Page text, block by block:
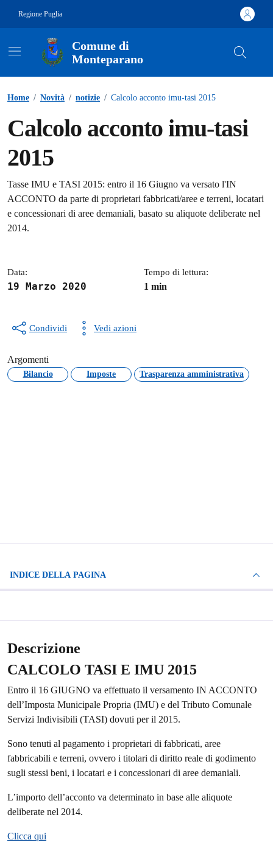
Regione Puglia
Comune di
Monteparano
Home / Novità / notizie / Calcolo acconto imu-tasi 2015
Calcolo acconto imu-tasi
2015
Dettagli della notizia
Tasse IMU e TASI 2015: entro il 16 Giugno va versato l'IN
ACCONTO da parte di proprietari fabbricati/aree e terreni, locatari
e concessionari di aree demaniali, basato su aliquote deliberate nel
2014.
Data:
19 Marzo 2020
Tempo di lettura:
1 min
Condividi Vedi azioni
Argomenti
Bilancio Imposte Trasparenza amministrativa
INDICE DELLA PAGINA
Descrizione
CALCOLO TASI E IMU 2015
Entro il 16 GIUGNO va effettuato il versamento IN ACCONTO
dell’Imposta Municipale Propria (IMU) e del Tributo Comunale
Servizi Indivisibili (TASI) dovuti per il 2015.
Sono tenuti al pagamento i proprietari di fabbricati, aree
fabbricabili e terreni, ovvero i titolari di diritto reale di godimento
sugli stessi beni, i locatari e i concessionari di aree demaniali.
L’importo dell’acconto va determinato in base alle aliquote
deliberate nel 2014.
Clicca qui